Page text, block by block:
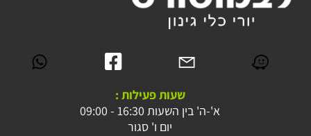
שעות פעילות :
א'-ה' בין השעות 16:30 - 09:00
יום ו' סגור